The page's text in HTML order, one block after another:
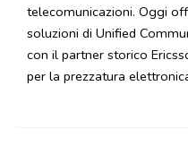
telecomunicazioni. Oggi
soluzioni di Unified
con il partner storico
per la prezzatura